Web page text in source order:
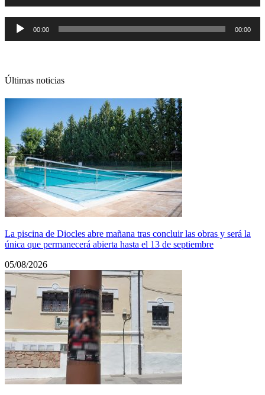
audio
Reproductor
audio
00:00 00:00
Últimas noticias
La piscina de Diocles abre mañana tras concluir las obras y será la
única que permanecerá abierta hasta el 13 de septiembre
05/08/2026